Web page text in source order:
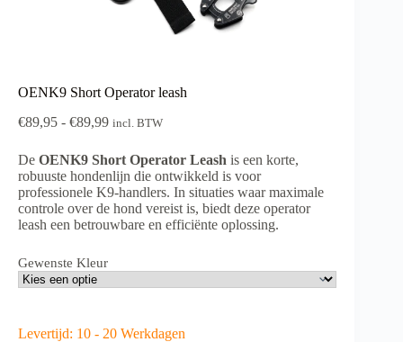
OENK9 Short Operator leash
€89,95 - €89,99Prijsklasse:
€89,99
incl. BTW
De OENK9 Short Operator Leash is een korte,
robuuste hondenlijn die ontwikkeld is voor
professionele K9-handlers. In situaties waar maximale
controle over de hond vereist is, biedt deze operator
leash een betrouwbare en efficiënte oplossing.
Gewenste Kleur
Levertijd: 10 - 20 Werkdagen